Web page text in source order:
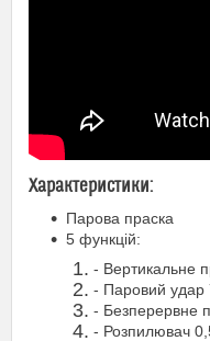
Характеристики:
Парова праска
5 функцій:
- Вертикальне
- Паровий удар
- Безперервне
- Розпилювач